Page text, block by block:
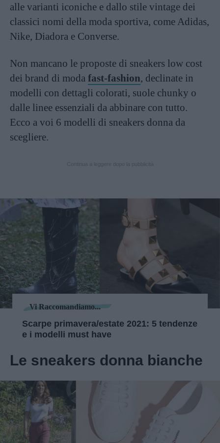
alle varianti iconiche e dallo stile vintage dei
classici nomi della moda sportiva, come Adidas,
Nike, Diadora e Converse.
Non mancano le proposte di sneakers low cost
dei brand di moda fast-fashion, declinate in
modelli con dettagli colorati, suole chunky o
dalle linee essenziali da abbinare con tutto.
Ecco a voi 6 modelli di sneakers donna da
scegliere.
Vi Raccomandiamo...
Scarpe primavera/estate 2021: 5 tendenze
e i modelli must have
Le sneakers donna bianche